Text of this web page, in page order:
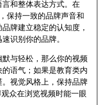
和整体表达方式。在
保持一致的品牌声音和
牌建立稳定的认知度，
识别你的品牌。
与轻松，那么你的视频
语气；如果是教育类内
视觉风格上，保持品牌
众在浏览视频时能一眼